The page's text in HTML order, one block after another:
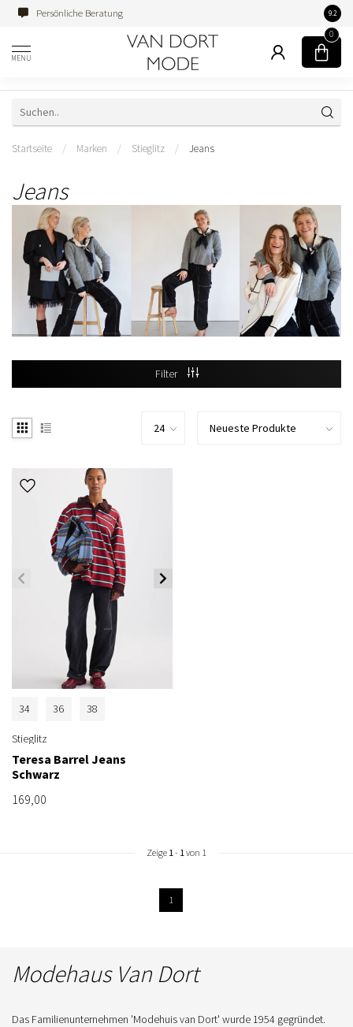
Persönliche Beratung 9.2
MENU
0
Startseite / Marken / Stieglitz / Jeans
Jeans
Filter
34 36 38
Stieglitz
Teresa Barrel Jeans
Schwarz
169,00
Zeige 1 - 1 von 1
1
Modehaus Van Dort
Das Familienunternehmen 'Modehuis van Dort' wurde 1954 gegründet.